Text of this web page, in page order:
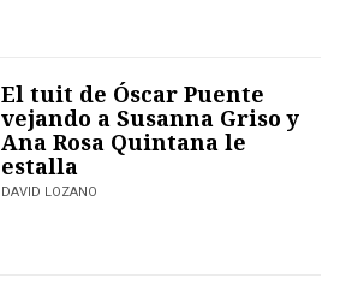
El tuit de Óscar Puente
vejando a Susanna Griso y
Ana Rosa Quintana le
estalla
DAVID LOZANO